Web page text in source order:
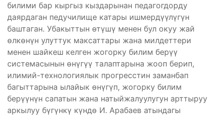
билими бар кыргыз кыздарынан педагогдорду
даярдаган педучилище катары ишмердүүлүгүн
баштаган. Убакыттын өтүшү менен бул окуу жай
өлкөнүн улуттук максаттары жана милдеттери
менен шайкеш келген жогорку билим берүү
системасынын өнүгүү талаптарына жооп берип,
илимий-технологиялык прогресстин заманбап
багыттарына ылайык өнүгүп, жогорку билим
берүүнүн сапатын жана натыйжалуулугун арттыруу
аркылуу бүгүнкү күндө И. Арабаев атындагы